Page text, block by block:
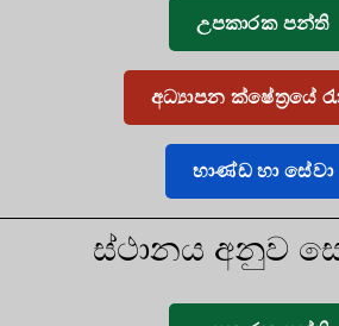
උපකාරක පන්ති
අධ්‍යාපන ක්ෂේත්‍රයේ
භාණ්ඩ හා සේවා
ස්ථානය අනුව